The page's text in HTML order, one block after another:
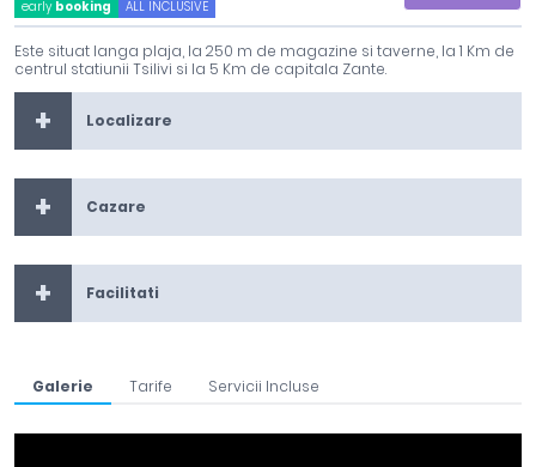
early booking ALL INCLUSIVE
Este situat langa plaja, la 250 m de magazine si taverne, la 1 Km de
centrul statiunii Tsilivi si la 5 Km de capitala Zante.
Localizare
Cazare
Facilitati
Galerie Tarife Servicii Incluse